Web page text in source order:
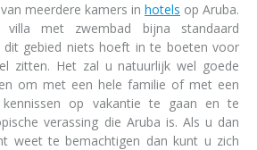
meerdere kamers in hotels op Aruba.
villa met zwembad bijna standaard
gebied niets hoeft in te boeten voor
zitten. Het zal u natuurlijk wel goede
om met een hele familie of met een
op vakantie te gaan en te
verassing die Aruba is. Als u dan
weet te bemachtigen dan kunt u zich